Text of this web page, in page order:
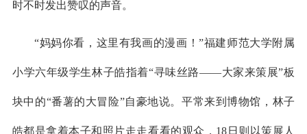
时不时发出赞叹的声音。
“妈妈你看，这里有我画的漫画！”福建师范大学附属
小学六年级学生林子皓指着“寻味丝路——大家来策展”板
块中的“番薯的大冒险”自豪地说。平常来到博物馆，林子
皓都是拿着本子和照片走走看看的观众，18日则以策展人